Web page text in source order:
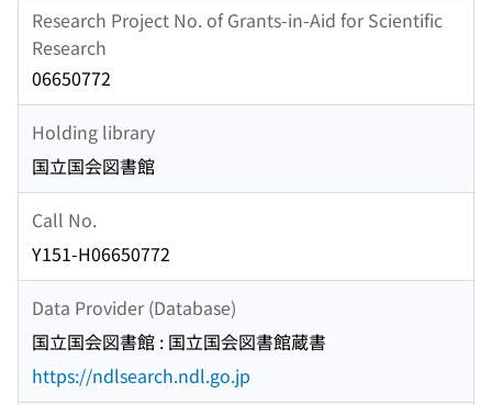
Research Project No. of Grants-in-Aid for Scientific
Research
06650772
Holding library
国立国会図書館
Call No.
Y151-H06650772
Data Provider (Database)
国立国会図書館 : 国立国会図書館蔵書
https://ndlsearch.ndl.go.jp